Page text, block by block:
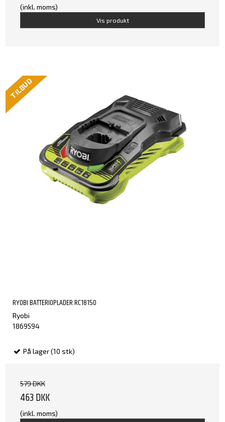
(inkl. moms)
Vis produkt
TILBUD
RYOBI BATTERIOPLADER RC18150
Ryobi
1869594
På lager (10 stk)
579 DKK
463 DKK
(inkl. moms)